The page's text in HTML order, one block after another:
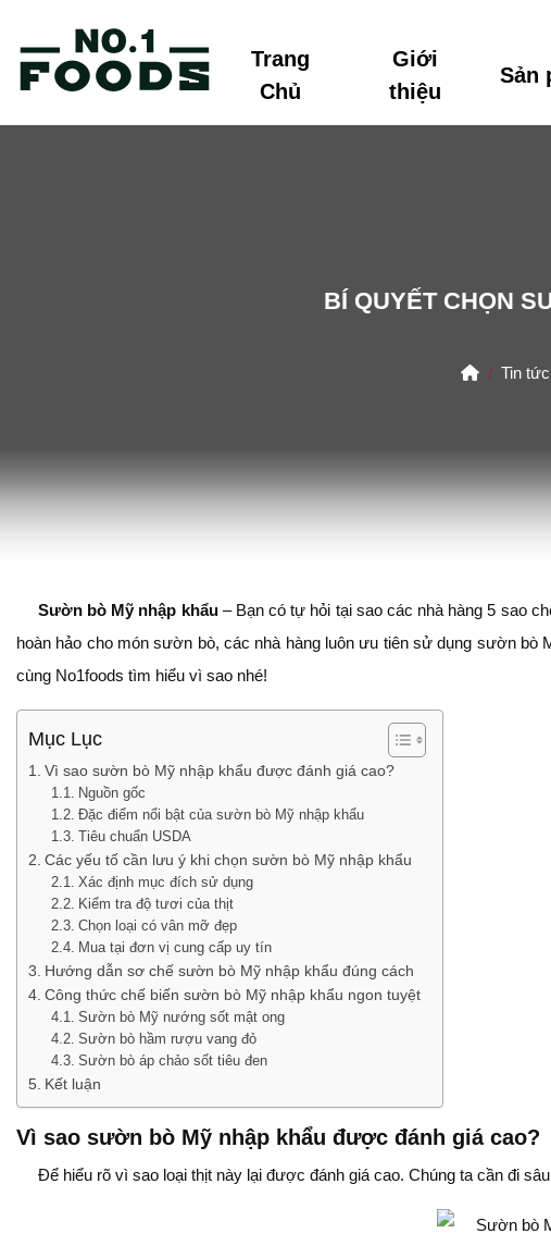
Trang
Chủ
Giới
thiệu
Sản
BÍ QUYẾT CHỌN
HomeTin tức
Sườn bò Mỹ nhập khẩu– Bạn có tự hỏi tại sao các nhà hàng 5 sao
hoàn hảo cho món sườn bò, các nhà hàng luôn ưu tiên sử dụng sườn
cùng No1foods tìm hiểu vì sao nhé!
Mục Lục
Vì sao sườn bò Mỹ nhập khẩu được đánh giá cao?
Nguồn gốc
Đặc điểm nổi bật của sườn bò Mỹ nhập khẩu
Tiêu chuẩn USDA
Các yếu tố cần lưu ý khi chọn sườn bò Mỹ nhập khẩu
Xác định mục đích sử dụng
Kiểm tra độ tươi của thịt
Chọn loại có vân mỡ đẹp
Mua tại đơn vị cung cấp uy tín
Hướng dẫn sơ chế sườn bò Mỹ nhập khẩu đúng cách
Công thức chế biến sườn bò Mỹ nhập khẩu ngon tuyệt
Sườn bò Mỹ nướng sốt mật ong
Sườn bò hầm rượu vang đỏ
Sườn bò áp chảo sốt tiêu đen
Kết luận
Vì sao sườn bò Mỹ nhập khẩu được đánh giá cao?
Để hiểu rõ vì sao loại thịt này lại được đánh giá cao. Chúng ta cần đi